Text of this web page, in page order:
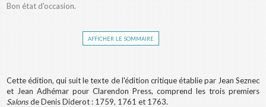
Bon état d'occasion.
afficher le sommaire
Cette édition, qui suit le texte de l'édition critique établie par Jean Seznec
et Jean Adhémar pour Clarendon Press, comprend les trois premiers
Salonsde Denis Diderot : 1759, 1761 et 1763.